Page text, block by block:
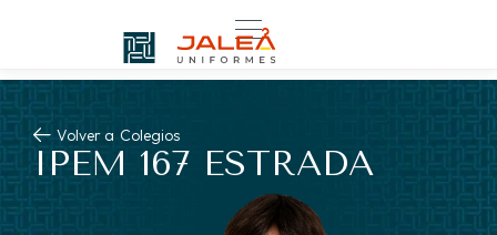
Volver a Colegios
IPEM 167 ESTRADA